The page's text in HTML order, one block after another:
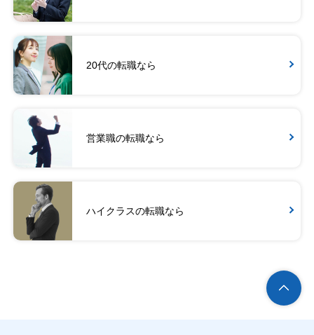
20代の転職なら
営業職の転職なら
ハイクラスの転職なら